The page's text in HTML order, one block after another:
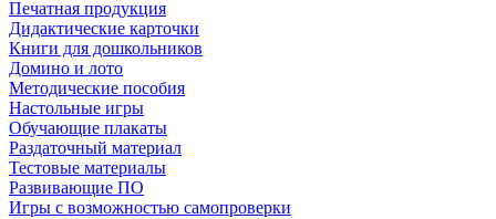
Печатная продукция
Дидактические карточки
Книги для дошкольников
Домино и лото
Методические пособия
Настольные игры
Обучающие плакаты
Раздаточный материал
Тестовые материалы
Развивающие ПО
Игры с возможностью самопроверки